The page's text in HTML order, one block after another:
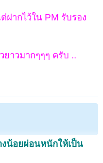
ฝากไว้ใน PM รับรอง
าวมากๆๆๆ ครับ ..
น้อยผ่อนหนักให้เป็น